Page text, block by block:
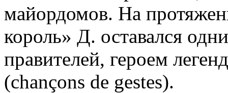
майордомов. На
король» Д. оставался
правителей, героем
(chançons de gestes).